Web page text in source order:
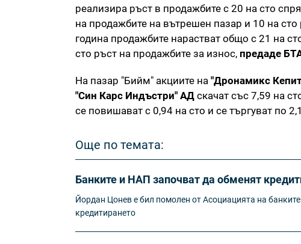
реализира ръст в продажбите с 20 на сто
на продажбите на вътрешен пазар и 10 на
година продажбите нарастват общо с 21 на
сто ръст на продажбите за износ, предаде
На пазар "Бийм" акциите на "Дронамикс
"Син Карс Индъстри" АД скачат със 7,59 на
се повишават с 0,94 на сто и се търгуват по
Още по темата:
Банките и НАП започват да обменят
Йордан Цонев е бил помолен от Асоциацията на
кредитирането